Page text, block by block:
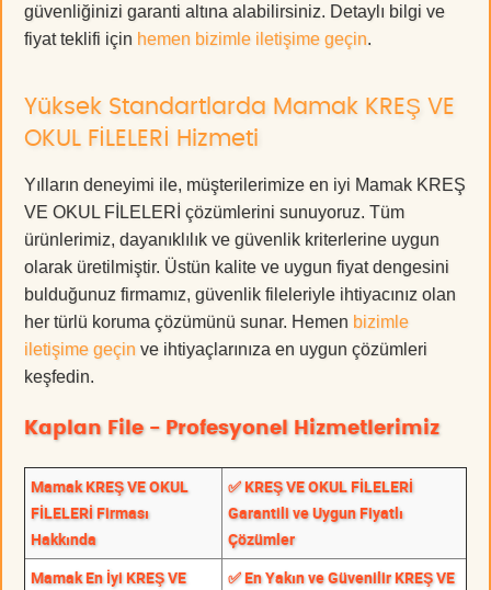
güvenliğinizi garanti altına alabilirsiniz. Detaylı bilgi ve
fiyat teklifi için hemen bizimle iletişime geçin.
Yüksek Standartlarda Mamak KREŞ VE
OKUL FİLELERİ Hizmeti
Yılların deneyimi ile, müşterilerimize en iyi Mamak KREŞ
VE OKUL FİLELERİ çözümlerini sunuyoruz. Tüm
ürünlerimiz, dayanıklılık ve güvenlik kriterlerine uygun
olarak üretilmiştir. Üstün kalite ve uygun fiyat dengesini
bulduğunuz firmamız, güvenlik fileleriyle ihtiyacınız olan
her türlü koruma çözümünü sunar. Hemen bizimle
iletişime geçin ve ihtiyaçlarınıza en uygun çözümleri
keşfedin.
Kaplan File - Profesyonel Hizmetlerimiz
Mamak KREŞ VE OKUL
FİLELERİ Firması
Hakkında
✅ KREŞ VE OKUL FİLELERİ
Garantili ve Uygun Fiyatlı
Çözümler
Mamak En İyi KREŞ VE
✅ En Yakın ve Güvenilir KREŞ VE